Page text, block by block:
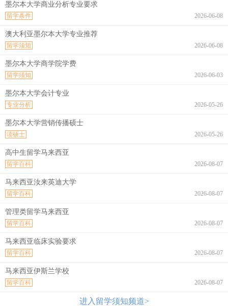
墨尔本大学商业分析专业要求
2026-06-08
留学条件
澳大利亚墨尔本大学专业推荐
2026-06-08
留学须知
墨尔本大学商学院学费
2026-06-03
留学须知
墨尔本大学会计专业
2026-05-26
专业分析
墨尔本大学营销传播硕士
2026-05-26
读硕士
高中生留学马来西亚
2026-08-07
留学百科
马来西亚汝来英迪大学
2026-08-07
留学百科
管理类留学马来西亚
2026-08-07
留学百科
马来西亚临床实验要求
2026-08-07
留学百科
马来西亚伊斯兰学校
2026-08-07
留学百科
进入留学须知频道>